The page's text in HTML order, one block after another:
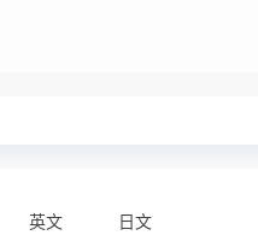
英文 日文